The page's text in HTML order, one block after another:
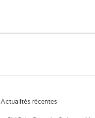
Actualités récentes